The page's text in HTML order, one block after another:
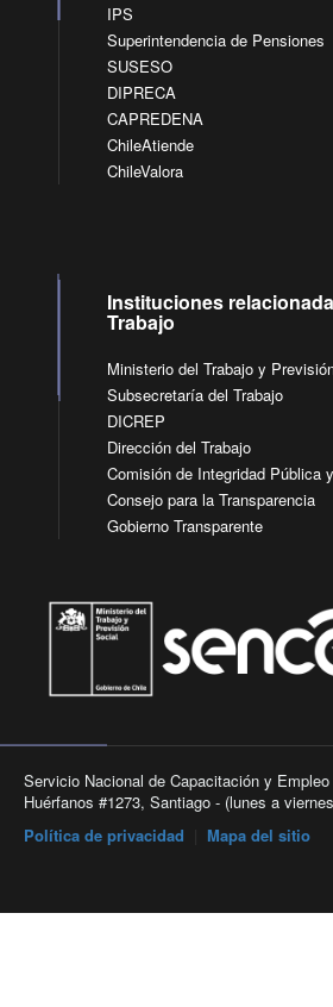
IPS
Superintendencia de Pensiones
SUSESO
DIPRECA
CAPREDENA
ChileAtiende
ChileValora
Instituciones
Trabajo
Ministerio del Trabajo y
Subsecretaría del Trabajo
DICREP
Dirección del Trabajo
Comisión de Integridad Pública
Consejo para la Transparencia
Gobierno Transparente
Servicio Nacional de Capacitación y
Huérfanos #1273, Santiago - (lunes a
Política de privacidad
Mapa del sitio